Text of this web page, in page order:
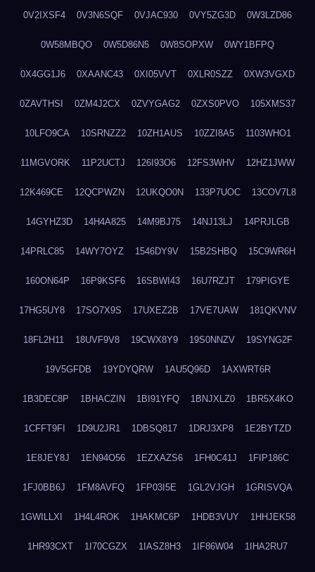
0V2IXSF4 0V3N6SQF 0VJAC930 0VY5ZG3D 0W3LZD86
0W58MBQO 0W5D86N5 0W8SOPXW 0WY1BFPQ
0X4GG1J6 0XAANC43 0XI05VVT 0XLR0SZZ 0XW3VGXD
0ZAVTHSI 0ZM4J2CX 0ZVYGAG2 0ZXS0PVO 105XMS37
10LFO9CA 10SRNZZ2 10ZH1AUS 10ZZI8A5 1103WHO1
11MGVORK 11P2UCTJ 126I93O6 12FS3WHV 12HZ1JWW
12K469CE 12QCPWZN 12UKQO0N 133P7UOC 13COV7L8
14GYHZ3D 14H4A825 14M9BJ75 14NJ13LJ 14PRJLGB
14PRLC85 14WY7OYZ 1546DY9V 15B2SHBQ 15C9WR6H
160ON64P 16P9KSF6 16SBWI43 16U7RZJT 179PIGYE
17HG5UY8 17SO7X9S 17UXEZ2B 17VE7UAW 181QKVNV
18FL2H11 18UVF9V8 19CWX8Y9 19S0NNZV 19SYNG2F
19V5GFDB 19YDYQRW 1AU5Q96D 1AXWRT6R
1B3DEC8P 1BHACZIN 1BI91YFQ 1BNJXLZ0 1BR5X4KO
1CFFT9FI 1D9U2JR1 1DBSQ817 1DRJ3XP8 1E2BYTZD
1E8JEY8J 1EN94O56 1EZXAZS6 1FH0C41J 1FIP186C
1FJ0BB6J 1FM8AVFQ 1FP03I5E 1GL2VJGH 1GRISVQA
1GWILLXI 1H4L4ROK 1HAKMC6P 1HDB3VUY 1HHJEK58
1HR93CXT 1I70CGZX 1IASZ8H3 1IF86W04 1IHA2RU7